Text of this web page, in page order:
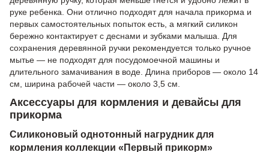
руке ребенка. Они отлично подходят для начала прикорма и
первых самостоятельных попыток есть, а мягкий силикон
бережно контактирует с деснами и зубками малыша. Для
сохранения деревянной ручки рекомендуется только ручное
мытье — не подходят для посудомоечной машины и
длительного замачивания в воде. Длина приборов — около 14
см, ширина рабочей части — около 3,5 см.
Аксессуары для кормления и девайсы для
прикорма
Силиконовый однотонный нагрудник для
кормления коллекции «Первый прикорм»